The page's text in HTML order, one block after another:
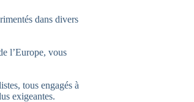
dans divers
l’Europe, vous
tous engagés à
exigeantes.